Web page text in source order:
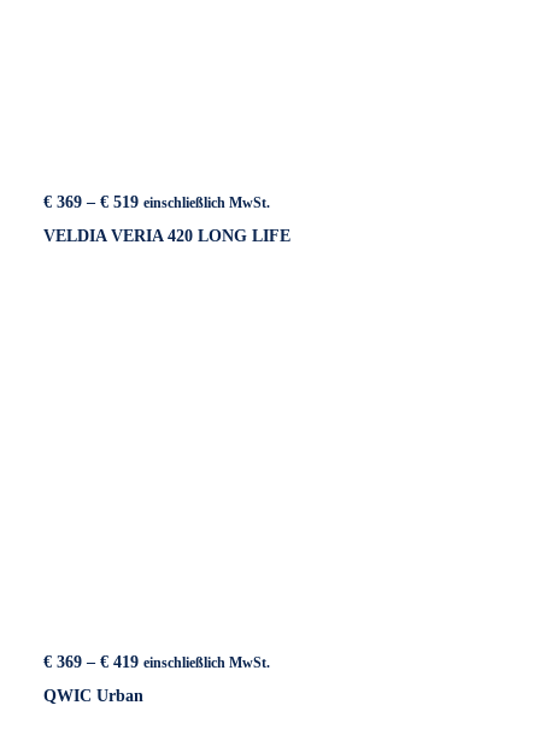
€ 369 – € 519Preisspanne:
bis
einschließlich MwSt.
VELDIA VERIA 420 LONG LIFE
€ 369 – € 419Preisspanne:
bis
einschließlich MwSt.
QWIC Urban